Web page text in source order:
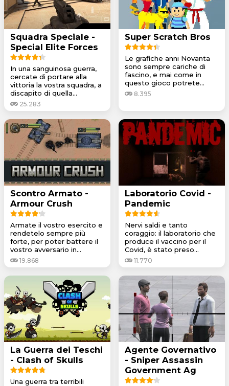
Squadra Speciale -
Special Elite Forces
In una sanguinosa guerra,
cercate di portare alla
vittoria la vostra squadra, a
discapito di quella...
25.283
Super Scratch Bros
Le grafiche anni Novanta
sono sempre cariche di
fascino, e mai come in
questo gioco potrete...
8.395
Scontro Armato -
Armour Crush
Armate il vostro esercito e
rendetelo sempre più
forte, per poter battere il
vostro avversario in...
19.868
Laboratorio Covid -
Pandemic
Nervi saldi e tanto
coraggio: il laboratorio che
produce il vaccino per il
Covid, è stato preso...
11.770
La Guerra dei Teschi
- Clash of Skulls
Una guerra tra terribili
Agente Governativo
- Sniper Assassin
Government Ag